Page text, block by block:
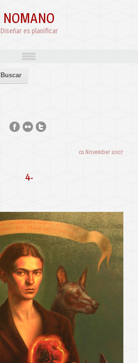
NOMANO
Diseñar es planificar
01 November 2007
4.